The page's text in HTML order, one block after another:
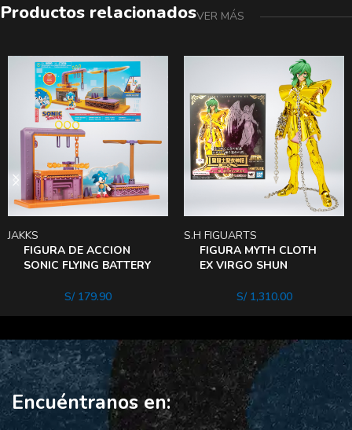
Productos relacionadosVER MÁS
FIGURA DE ACCION
SONIC FLYING BATTERY
JAKKS
S/179.90
FIGURA MYTH CLOTH
EX VIRGO SHUN
GOLD CLOTH
S.H FIGUARTS
S/1,310.00
Encuéntranos en: